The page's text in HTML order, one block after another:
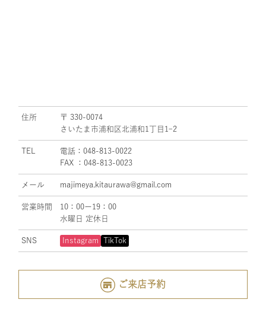
住所
〒 330-0074
さいたま市浦和区北浦和1丁目1ｰ2
TEL
電話：048-813-0022
FAX ：048-813-0023
メール majimeya.kitaurawa@gmail.com
営業時間
10：00ー19：00
水曜日 定休日
SNS Instagram TikTok
ご来店予約